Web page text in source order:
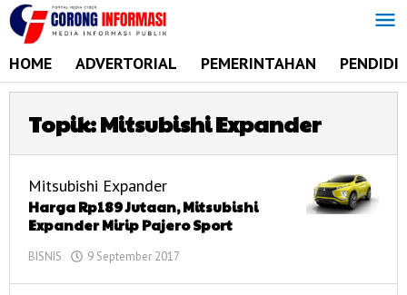
Lewati
ke
konten
HOME ADVERTORIAL PEMERINTAHAN
Topik:Mitsubishi Expander
Mitsubishi Expander
Harga Rp189 Jutaan, Mitsubishi
Expander Mirip Pajero Sport
BISNIS 9 September 2017